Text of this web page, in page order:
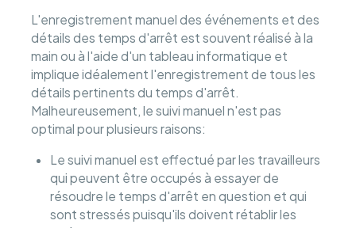
L'enregistrement manuel des événements et des
détails des temps d'arrêt est souvent réalisé à la
main ou à l'aide d'un tableau informatique et
implique idéalement l'enregistrement de tous les
détails pertinents du temps d'arrêt.
Malheureusement, le suivi manuel n'est pas
optimal pour plusieurs raisons:
Le suivi manuel est effectué par les travailleurs
qui peuvent être occupés à essayer de
résoudre le temps d'arrêt en question et qui
sont stressés puisqu'ils doivent rétablir les